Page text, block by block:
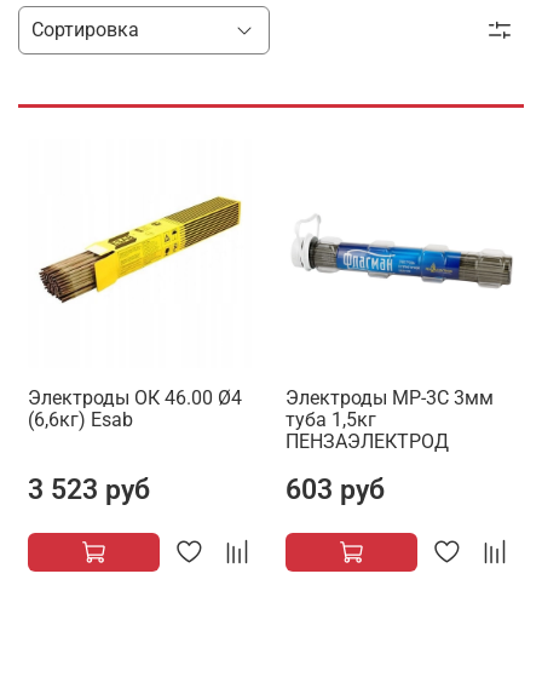
Электроды ОК 46.00 Ø4
(6,6кг) Esab
3 523 руб
Электроды МР-3С 3мм
туба 1,5кг
ПЕНЗАЭЛЕКТРОД
603 руб